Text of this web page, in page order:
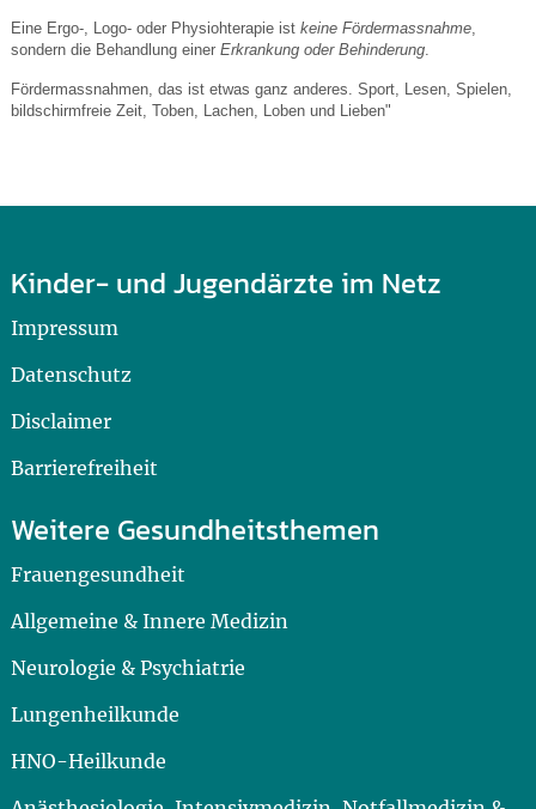
Eine Ergo-, Logo- oder Physiohterapie ist keine Fördermassnahme,
sondern die Behandlung einer Erkrankung oder Behinderung.
Fördermassnahmen, das ist etwas ganz anderes. Sport, Lesen, Spielen,
bildschirmfreie Zeit, Toben, Lachen, Loben und Lieben"
Kinder- und Jugendärzte im Netz
Impressum
Datenschutz
Disclaimer
Barrierefreiheit
Weitere Gesundheitsthemen
Frauengesundheit
Allgemeine & Innere Medizin
Neurologie & Psychiatrie
Lungenheilkunde
HNO-Heilkunde